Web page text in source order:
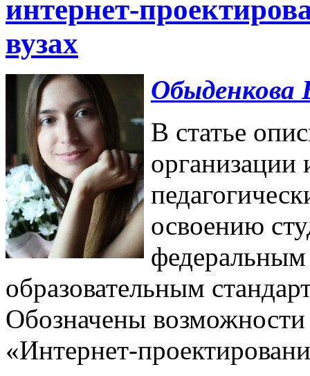
интернет-
вузах
Обыденкова
В статье
организации
освоению
образовательным
Обозначены
«Интернет-